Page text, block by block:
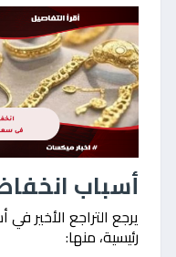
أسباب
يرجع التراجع الأخير
رئيسية، منها: